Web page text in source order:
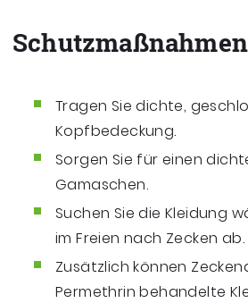
Schutzmaßnahmen
Tragen Sie dichte,
Kopfbedeckung.
Sorgen Sie für einen
Gamaschen.
Suchen Sie die Kleidung
im Freien nach Zecken ab.
Zusätzlich können
Permethrin behandelte